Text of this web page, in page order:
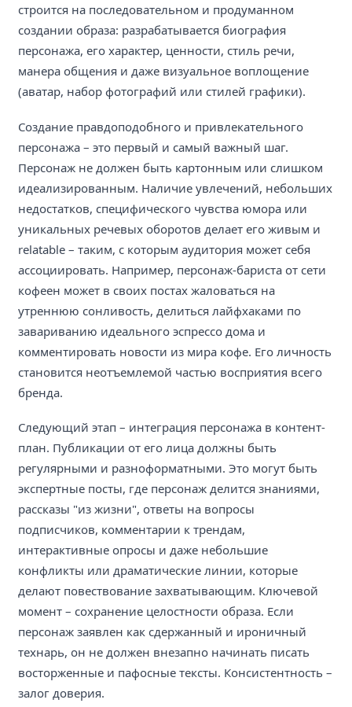
строится на последовательном и продуманном
создании образа: разрабатывается биография
персонажа, его характер, ценности, стиль речи,
манера общения и даже визуальное воплощение
(аватар, набор фотографий или стилей графики).
Создание правдоподобного и привлекательного
персонажа – это первый и самый важный шаг.
Персонаж не должен быть картонным или слишком
идеализированным. Наличие увлечений, небольших
недостатков, специфического чувства юмора или
уникальных речевых оборотов делает его живым и
relatable – таким, с которым аудитория может себя
ассоциировать. Например, персонаж-бариста от сети
кофеен может в своих постах жаловаться на
утреннюю сонливость, делиться лайфхаками по
завариванию идеального эспрессо дома и
комментировать новости из мира кофе. Его личность
становится неотъемлемой частью восприятия всего
бренда.
Следующий этап – интеграция персонажа в контент-
план. Публикации от его лица должны быть
регулярными и разноформатными. Это могут быть
экспертные посты, где персонаж делится знаниями,
рассказы "из жизни", ответы на вопросы
подписчиков, комментарии к трендам,
интерактивные опросы и даже небольшие
конфликты или драматические линии, которые
делают повествование захватывающим. Ключевой
момент – сохранение целостности образа. Если
персонаж заявлен как сдержанный и ироничный
технарь, он не должен внезапно начинать писать
восторженные и пафосные тексты. Консистентность –
залог доверия.